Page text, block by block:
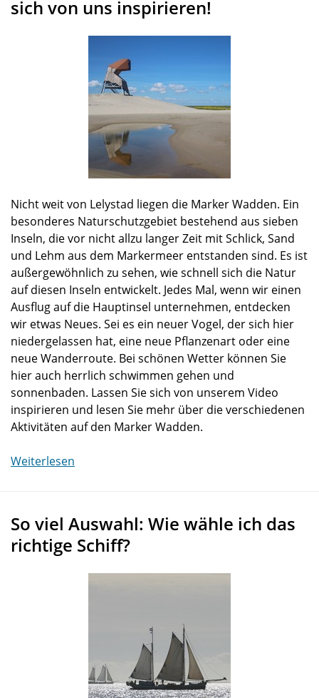
sich von uns inspirieren!
Nicht weit von Lelystad liegen die Marker Wadden. Ein
besonderes Naturschutzgebiet bestehend aus sieben
Inseln, die vor nicht allzu langer Zeit mit Schlick, Sand
und Lehm aus dem Markermeer entstanden sind. Es ist
außergewöhnlich zu sehen, wie schnell sich die Natur
auf diesen Inseln entwickelt. Jedes Mal, wenn wir einen
Ausflug auf die Hauptinsel unternehmen, entdecken
wir etwas Neues. Sei es ein neuer Vogel, der sich hier
niedergelassen hat, eine neue Pflanzenart oder eine
neue Wanderroute. Bei schönen Wetter können Sie
hier auch herrlich schwimmen gehen und
sonnenbaden. Lassen Sie sich von unserem Video
inspirieren und lesen Sie mehr über die verschiedenen
Aktivitäten auf den Marker Wadden.
Weiterlesen
So viel Auswahl: Wie wähle ich das
richtige Schiff?